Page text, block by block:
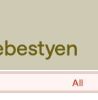
All